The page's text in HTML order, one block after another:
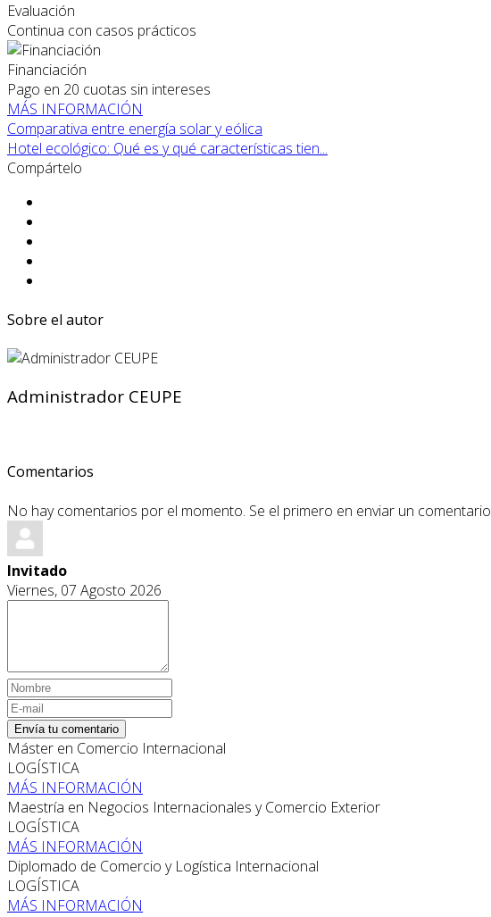
Evaluación
Continua con casos prácticos
Financiación
Pago en 20 cuotas sin intereses
MÁS INFORMACIÓN
Comparativa entre energía solar y eólica
Hotel ecológico: Qué es y qué características tien...
Compártelo
Sobre el autor
Administrador CEUPE
Comentarios
No hay comentarios por el momento. Se el primero en enviar un
Invitado
Viernes, 07 Agosto 2026
Envía tu comentario
Máster en Comercio Internacional
LOGÍSTICA
MÁS INFORMACIÓN
Maestría en Negocios Internacionales y Comercio Exterior
LOGÍSTICA
MÁS INFORMACIÓN
Diplomado de Comercio y Logística Internacional
LOGÍSTICA
MÁS INFORMACIÓN